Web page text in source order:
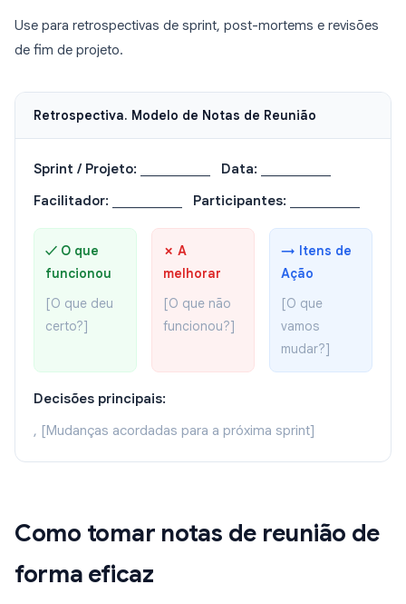
Use para retrospectivas de sprint, post-mortems e revisões
de fim de projeto.
Retrospectiva. Modelo de Notas de Reunião
Sprint / Projeto: Data:
Facilitador:
Participantes:
✓ O que
funcionou
[O que deu
certo?]
✗ A
melhorar
[O que não
funcionou?]
→ Itens de
Ação
[O que
vamos
mudar?]
Decisões principais:
, [Mudanças acordadas para a próxima sprint]
Como tomar notas de reunião de
forma eficaz